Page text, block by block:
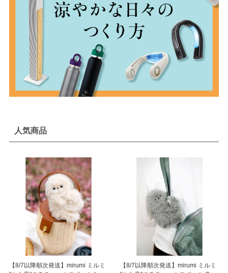
人気商品
【8/7以降順次発送】mirumi ミルミ
【8/7以降順次発送】mirumi ミルミ